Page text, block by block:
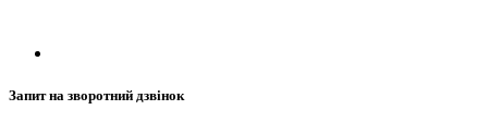
Запит на зворотний дзвінок